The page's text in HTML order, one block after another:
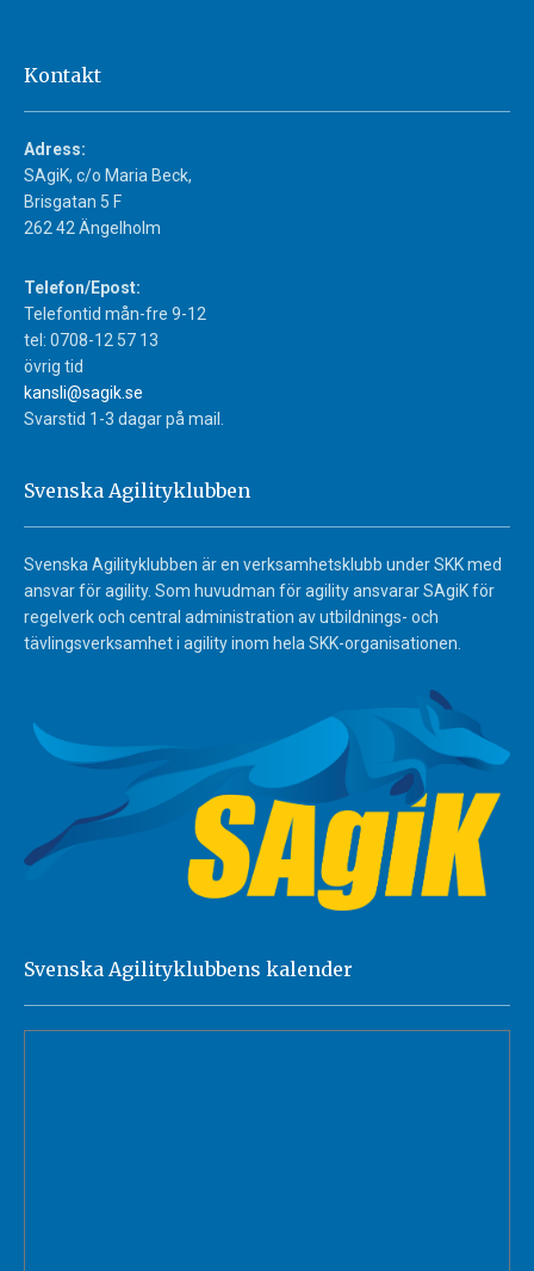
Kontakt
Adress:
SAgiK, c/o Maria Beck,
Brisgatan 5 F
262 42 Ängelholm
Telefon/Epost:
Telefontid mån-fre 9-12
tel: 0708-12 57 13
övrig tid
kansli@sagik.se
Svarstid 1-3 dagar på mail.
Svenska Agilityklubben
Svenska Agilityklubben är en verksamhetsklubb under SKK med
ansvar för agility. Som huvudman för agility ansvarar SAgiK för
regelverk och central administration av utbildnings- och
tävlingsverksamhet i agility inom hela SKK-organisationen.
Svenska Agilityklubbens kalender